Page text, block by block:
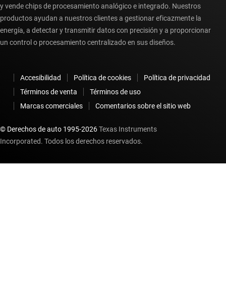
y vende chips de procesamiento analógico e integrado. Nuestros
productos ayudan a nuestros clientes a gestionar eficazmente la
energía, a detectar y transmitir datos con precisión y a proporcionar
un control o procesamiento centralizado en sus diseños.
Accesibilidad Política de cookies
Política de privacidad
Términos de venta
Términos de uso
Marcas comerciales
Comentarios sobre el sitio web
© Derechos de auto 1995-2026Texas Instruments
Incorporated. Todos los derechos reservados.